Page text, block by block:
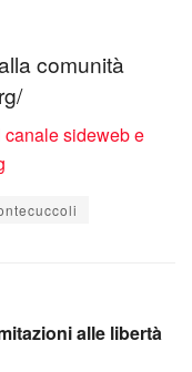
comunità
alle libertà